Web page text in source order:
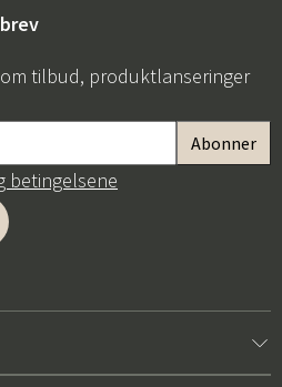
tilbud, produktlanseringer
betingelsene